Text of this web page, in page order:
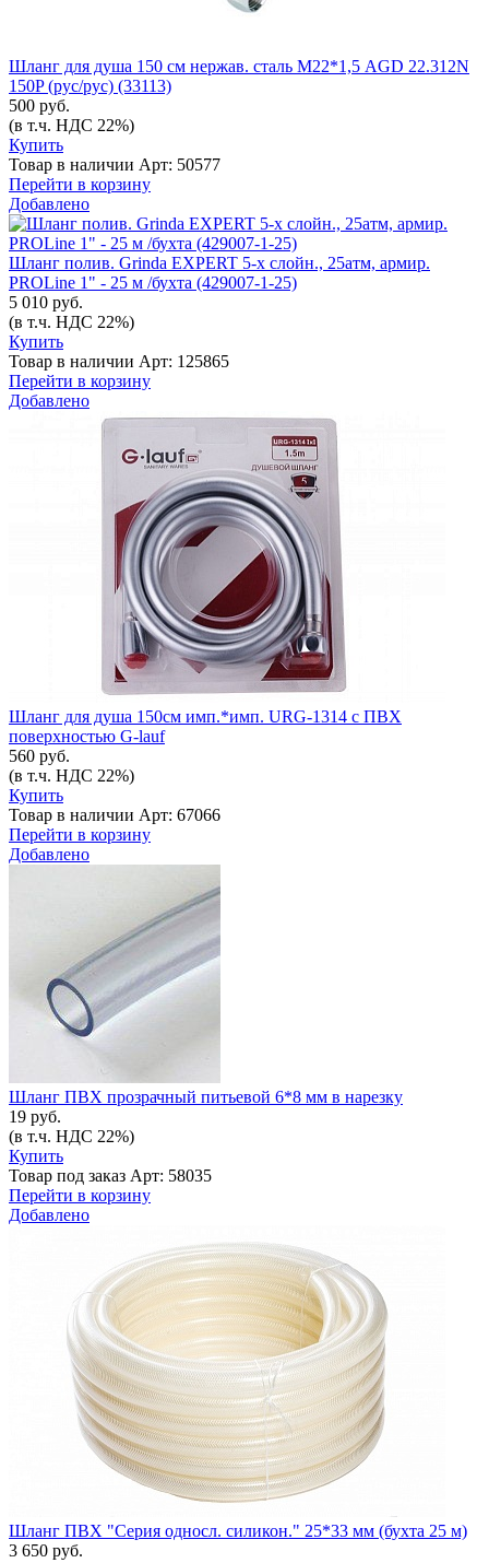
Шланг для душа 150 см нержав. сталь М22*1,5 AGD 22.312N
150P (рус/рус) (33113)
500 руб.
(в т.ч. НДС 22%)
Купить
Товар в наличии Арт: 50577
Перейти в корзину
Добавлено
Шланг полив. Grinda EXPERT 5-х слойн., 25атм, армир.
PROLine 1" - 25 м /бухта (429007-1-25)
5 010 руб.
(в т.ч. НДС 22%)
Купить
Товар в наличии Арт: 125865
Перейти в корзину
Добавлено
Шланг для душа 150см имп.*имп. URG-1314 с ПВХ
поверхностью G-lauf
560 руб.
(в т.ч. НДС 22%)
Купить
Товар в наличии Арт: 67066
Перейти в корзину
Добавлено
Шланг ПВХ прозрачный питьевой 6*8 мм в нарезку
19 руб.
(в т.ч. НДС 22%)
Купить
Товар под заказ Арт: 58035
Перейти в корзину
Добавлено
Шланг ПВХ "Серия односл. силикон." 25*33 мм (бухта 25 м)
3 650 руб.